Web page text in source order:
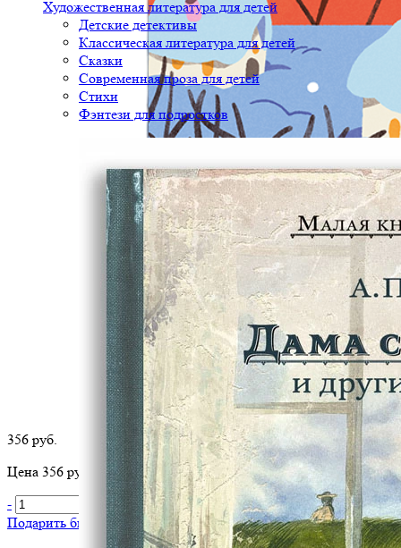
Художественная литература для детей
Детские детективы
Классическая литература для детей
Сказки
Современная проза для детей
Стихи
Фэнтези для подростков
356 руб.
Цена 356 руб. за 1 шт
-
+ В корзину
Подарить библиотеке ?